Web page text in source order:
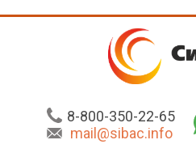
8-800-350-22-65
mail@sibac.info